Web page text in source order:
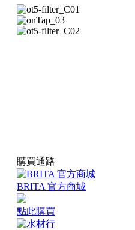
購買通路
BRITA 官方商城
點此購買